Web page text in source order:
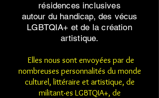
résidences inclusives
autour du handicap, des vécus
LGBTQIA+ et de la création
artistique.
Elles nous sont envoyées par de
nombreuses personnalités du monde
culturel, littéraire et artistique, de
militant·es LGBTQIA+, de